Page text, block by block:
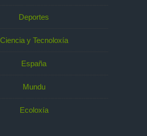
Deportes
Ciencia y Tecnoloxía
España
Mundu
Ecoloxía